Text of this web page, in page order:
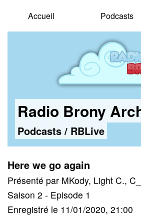
Accueil Podcasts
Radio Brony
Podcasts/ RBLive
Here we go again
Présenté par MKody, Light C.,
Saison 2 - Episode 1
Enregistré le 11/01/2020, 21:00